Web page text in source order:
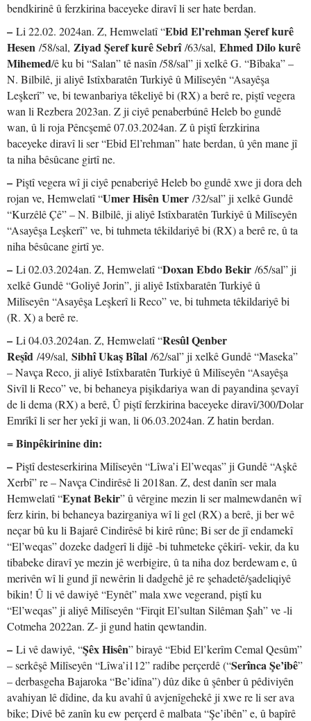
bendkirinê û ferzkirina baceyeke diravî li ser hate berdan.
– Li 22.02. 2024an. Z, Hemwelatî “Ebid El’rehman Şeref kurê
Hesen /58/sal, Ziyad Şeref kurê Sebrî/63/sal, Ehmed Dilo kurê
Mihemed/ê ku bi “Salan” tê nasîn /58/sal” ji xelkê G. “Bîbaka” –
N. Bilbilê, ji aliyê Istîxbaratên Turkiyê û Milîseyên “Asayêşa
Leşkerî” ve, bi tewanbariya têkeliyê bi (RX) a berê re, piştî vegera
wan li Rezbera 2023an. Z ji ciyê penaberbúnê Heleb bo gundê
wan, û li roja Pêncşemê 07.03.2024an. Z û piştî ferzkirina
baceyeke diravî li ser “Ebid El’rehman” hate berdan, û yên mane jî
ta niha bêsûcane girtî ne.
– Piştî vegera wî ji ciyê penaberiyê Heleb bo gundê xwe ji dora deh
rojan ve, Hemwelatî “Umer Hisên Umer /32/sal” ji xelkê Gundê
“Kurzêlê Çê” – N. Bilbilê, ji aliyê Istîxbaratên Turkiyê û Milîseyên
“Asayêşa Leşkerî” ve, bi tuhmeta têkildariyê bi (RX) a berê re, û ta
niha bêsûcane girtî ye.
– Li 02.03.2024an. Z, Hemwelatî “Doxan Ebdo Bekir /65/sal” ji
xelkê Gundê “Goliyê Jorin”, ji aliyê Istîxbaratên Turkiyê û
Milîseyên “Asayêşa Leşkerî li Reco” ve, bi tuhmeta têkildariyê bi
(R. X) a berê re.
– Li 04.03.2024an. Z, Hemwelatî “Resûl Qenber
Reşîd /49/sal, Sibhî Ukaş Bîlal /62/sal” ji xelkê Gundê “Maseka”
– Navça Reco, ji aliyê Istîxbaratên Turkiyê û Milîseyên “Asayêşa
Sivîl li Reco” ve, bi behaneya pişikdariya wan di payandina şevayî
de li dema (RX) a berê, Û piştî ferzkirina baceyeke diravî/300/Dolar
Emrîkî li ser her yekî ji wan, li 06.03.2024an. Z hatin berdan.
= Binpêkirinine din:
– Piştî desteserkirina Milîseyên “Lîwa’i El’weqas” ji Gundê “Aşkê
Xerbî” re – Navça Cindirêsê li 2018an. Z, dest danîn ser mala
Hemwelatî “Eynat Bekir” û vêrgine mezin li ser malmewdanên wî
ferz kirin, bi behaneya bazirganiya wî li gel (RX) a berê, ji ber wê
neçar bû ku li Bajarê Cindirêsê bi kirê rûne; Bi ser de jî endamekî
“El’weqas” dozeke dadgerî li dijê -bi tuhmeteke çêkirî- vekir, da ku
tibabeke diravî ye mezin jê werbigire, û ta niha doz berdewam e, û
merivên wî li gund jî newêrin li dadgehê jê re şehadetê/şadeliqiyê
bikin! Û li vê dawiyê “Eynêt” mala xwe vegerand, piştî ku
“El’weqas” ji aliyê Milîseyên “Firqit El’sultan Silêman Şah” ve -li
Cotmeha 2022an. Z- ji gund hatin qewtandin.
– Li vê dawiyê, “Şêx Hisên” birayê “Ebid El’kerîm Cemal Qesûm”
– serkêşê Milîseyên “Lîwa’i112” radibe perçerdê (“Serînca Şe’ibê”
– derbasgeha Bajaroka “Be’idîna”) dûz dike û şênber û pêdiviyên
avahiyan lê dîdine, da ku avahî û avjenîgehekê ji xwe re li ser ava
bike; Divê bê zanîn ku ew perçerd ê malbata “Şe’ibên” e, û bapîrê